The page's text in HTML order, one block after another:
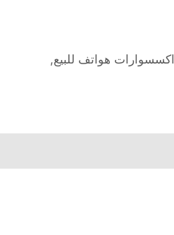
اكسسوارات هواتف للبيع,